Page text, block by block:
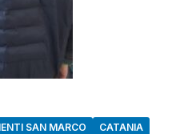
SAN MARCO
CATANIA